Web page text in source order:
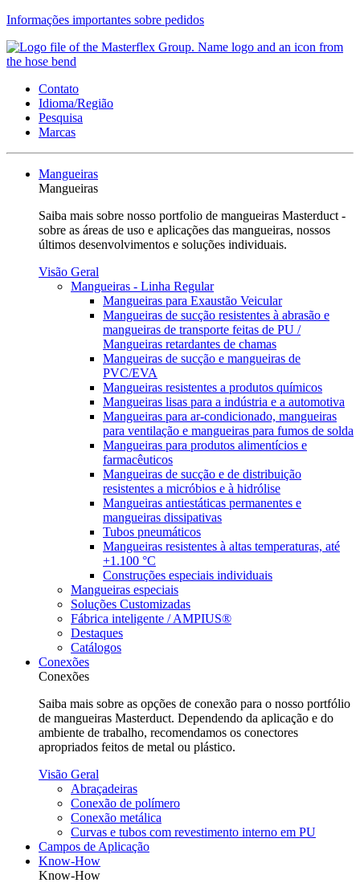
Informações importantes sobre pedidos
Contato
Idioma/Região
Pesquisa
Marcas
Mangueiras
Mangueiras
Saiba mais sobre nosso portfolio de mangueiras Masterduct -
sobre as áreas de uso e aplicações das mangueiras, nossos
últimos desenvolvimentos e soluções individuais.
Visão Geral
Mangueiras - Linha Regular
Mangueiras para Exaustão Veicular
Mangueiras de sucção resistentes à abrasão e
mangueiras de transporte feitas de PU /
Mangueiras retardantes de chamas
Mangueiras de sucção e mangueiras de
PVC/EVA
Mangueiras resistentes a produtos químicos
Mangueiras lisas para a indústria e a automotiva
Mangueiras para ar-condicionado, mangueiras
para ventilação e mangueiras para fumos de solda
Mangueiras para produtos alimentícios e
farmacêuticos
Mangueiras de sucção e de distribuição
resistentes a micróbios e à hidrólise
Mangueiras antiestáticas permanentes e
mangueiras dissipativas
Tubos pneumáticos
Mangueiras resistentes à altas temperaturas, até
+1.100 °C
Construções especiais individuais
Mangueiras especiais
Soluções Customizadas
Fábrica inteligente / AMPIUS®
Destaques
Catálogos
Conexões
Conexões
Saiba mais sobre as opções de conexão para o nosso portfólio
de mangueiras Masterduct. Dependendo da aplicação e do
ambiente de trabalho, recomendamos os conectores
apropriados feitos de metal ou plástico.
Visão Geral
Abraçadeiras
Conexão de polímero
Conexão metálica
Curvas e tubos com revestimento interno em PU
Campos de Aplicação
Know-How
Know-How